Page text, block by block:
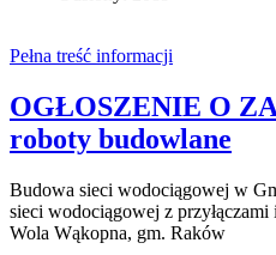
Pełna treść informacji
OGŁOSZENIE O
roboty budowlane
Budowa sieci wodociągowej w
sieci wodociągowej z
Wola Wąkopna, gm. Raków